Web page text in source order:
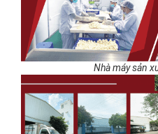
Nhà máy sản